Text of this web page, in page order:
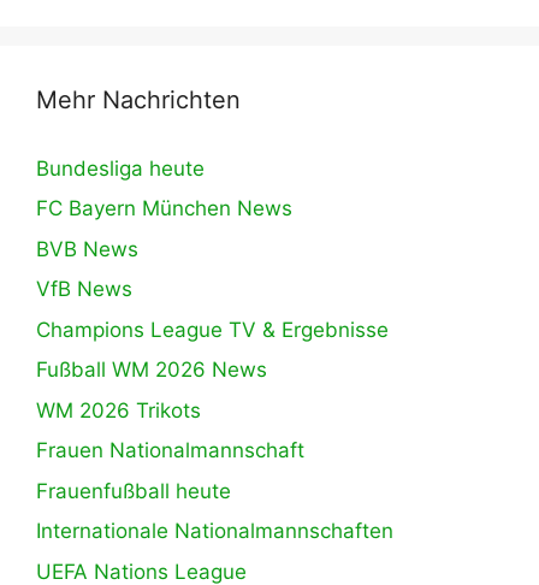
Mehr Nachrichten
Bundesliga heute
FC Bayern München News
BVB News
VfB News
Champions League TV & Ergebnisse
Fußball WM 2026 News
WM 2026 Trikots
Frauen Nationalmannschaft
Frauenfußball heute
Internationale Nationalmannschaften
UEFA Nations League